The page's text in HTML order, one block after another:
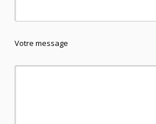
Votre message